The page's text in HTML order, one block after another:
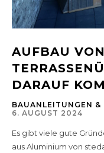
AUFBAU
DARAUF
BAUANLEITUNGEN &
6. AUGUST 2024
Es gibt viele gute
aus Aluminium von